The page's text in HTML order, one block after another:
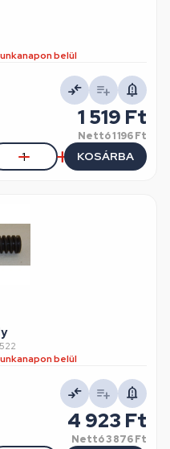
belül
1 519 Ft
Nettó1 196 Ft
KOSÁRBA
belül
4 923 Ft
Nettó3 876 Ft